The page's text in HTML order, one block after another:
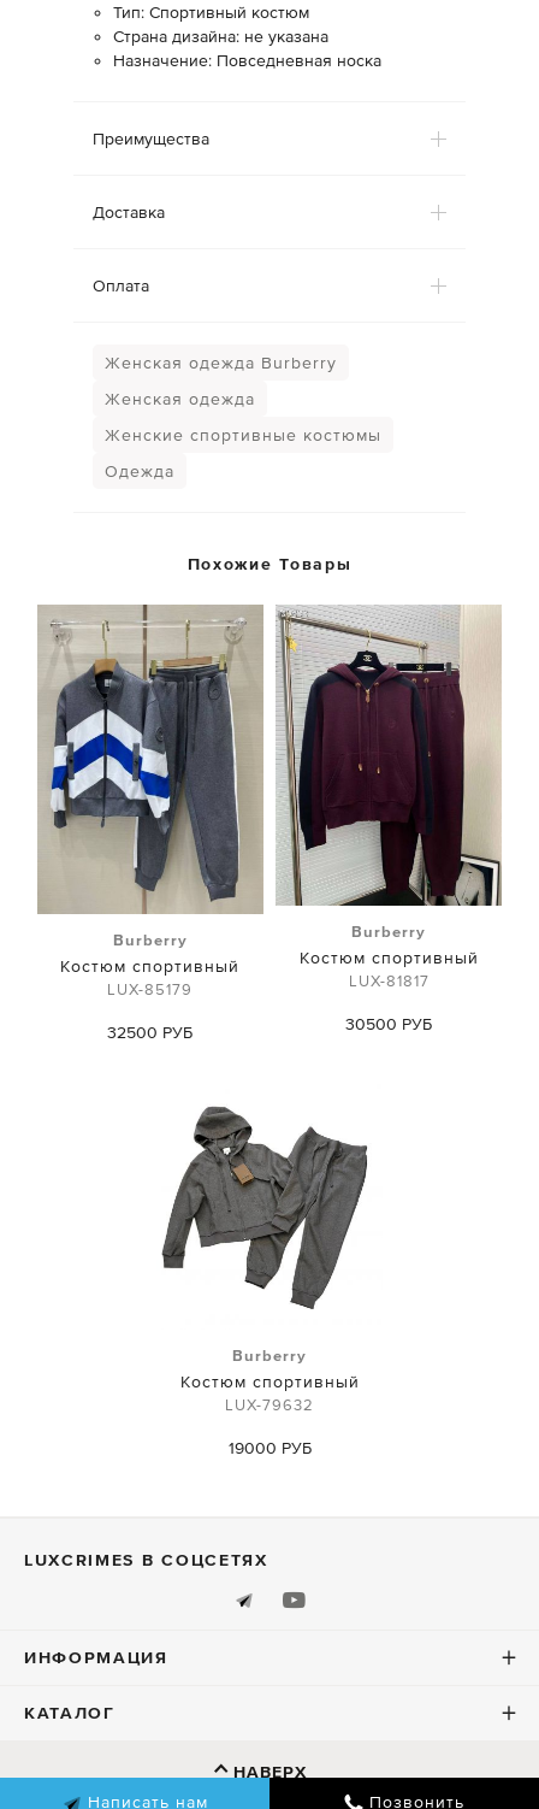
Тип: Спортивный костюм
Страна дизайна: не указана
Назначение: Повседневная носка
Преимущества
Доставка
Оплата
Женская одежда Burberry
Женская одежда
Женские спортивные костюмы
Одежда
Похожие Товары
Burberry
Костюм спортивный
LUX-85179
32500 РУБ
Burberry
Костюм спортивный
LUX-81817
30500 РУБ
Burberry
Костюм спортивный
LUX-79632
19000 РУБ
LUXСRIMES В СОЦСЕТЯХ
ИНФОРМАЦИЯ
КАТАЛОГ
Написать нам Позвонить
НАВЕРХ